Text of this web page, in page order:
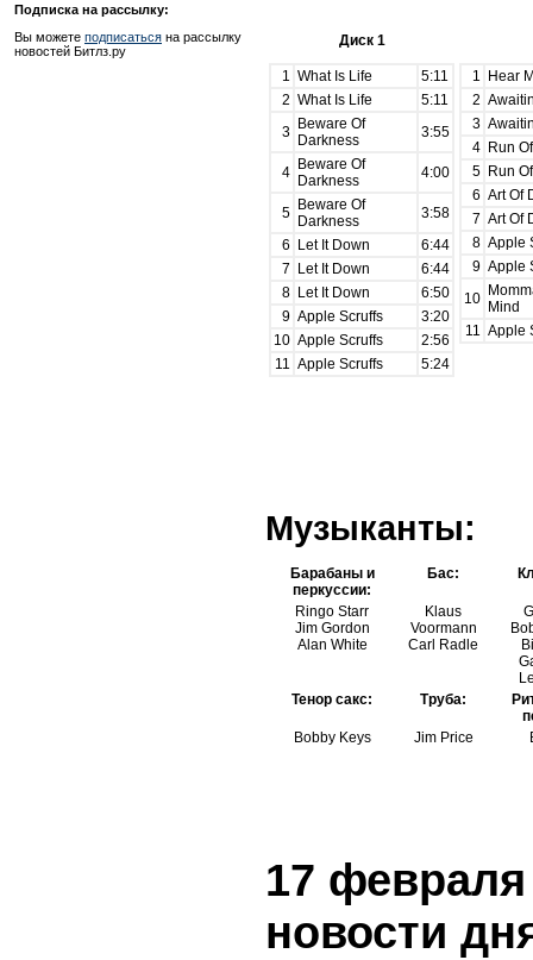
Подписка на рассылку:
Вы можете подписаться на рассылку
новостей Битлз.ру
Диск 1
1 What Is Life
5:11
2 What Is Life
5:11
3 Beware Of
Darkness
3:55
4 Beware Of
Darkness
4:00
5 Beware Of
Darkness
3:58
6 Let It Down
6:44
7 Let It Down
6:44
8 Let It Down
6:50
9 Apple Scruffs
3:20
10 Apple Scruffs
2:56
11
Apple Scruffs 5:24
1
Hear
2
3
4 Run
5 Run
6 Art Of
7 Art Of
8 Apple
9 Apple
10 Mind
11
Apple
Музыканты:
Барабаны и
перкуссии:
Бас:
Ringo Starr
Jim Gordon
Alan White
Klaus
Voormann
Carl Radle
Тенор сакс:
Труба:
Bobby Keys
Jim Price
17 февраля
новости